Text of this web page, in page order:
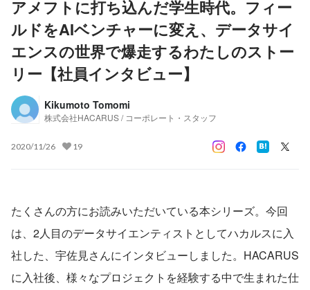
アメフトに打ち込んだ学生時代。フィー
ルドをAIベンチャーに変え、データサイ
エンスの世界で爆走するわたしのストー
リー【社員インタビュー】
Kikumoto Tomomi
株式会社HACARUS / コーポレート・スタッフ
2020/11/26 19
たくさんの方にお読みいただいている本シリーズ。今回
は、2人目のデータサイエンティストとしてハカルスに入
社した、宇佐見さんにインタビューしました。HACARUS
に入社後、様々なプロジェクトを経験する中で生まれた仕